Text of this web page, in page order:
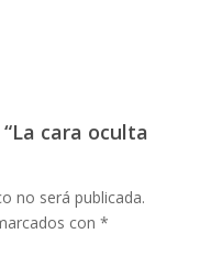
cara oculta
no será publicada.
con *